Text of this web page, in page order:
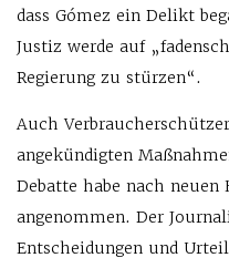
dass Gómez ein Delikt
Justiz werde auf
Regierung zu stürzen“.
Auch
angekündigten
Debatte habe nach
angenommen. Der
Entscheidungen und